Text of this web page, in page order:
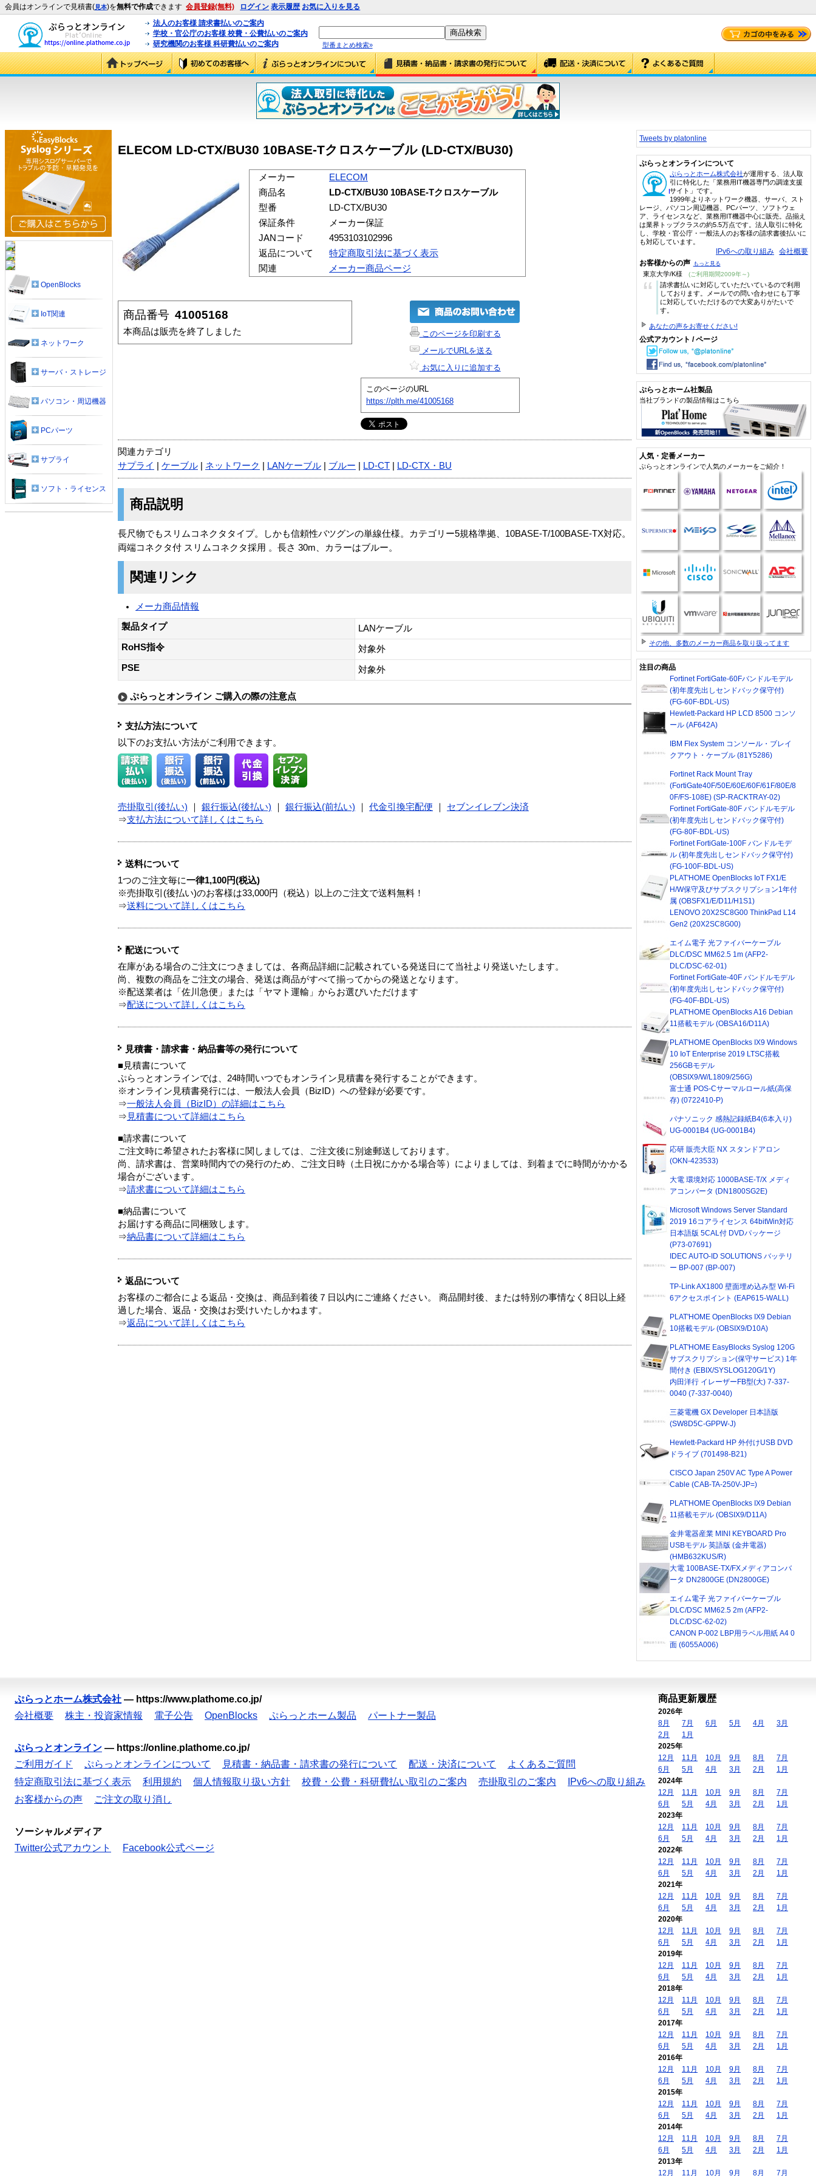
会員はオンラインで見積書(見本)を無料で作成できます 会員登録(無料) ログイン 表示履歴 お気に入りを見る
法人のお客様 請求書払いのご案内
学校・官公庁のお客様 校費・公費払いのご案内
研究機関のお客様 科研費払いのご案内
型番まとめ検索»
ELECOM LD-CTX/BU30 10BASE-Tクロスケーブル (LD-CTX/BU30)
メーカー
ELECOM
商品名
LD-CTX/BU30 10BASE-Tクロスケーブル
型番
LD-CTX/BU30
保証条件
メーカー保証
JANコード
4953103102996
返品について
特定商取引法に基づく表示
関連
メーカー商品ページ
商品番号 41005168
本商品は販売を終了しました
このページを印刷する
メールでURLを送る
お気に入りに追加する
このページのURL
https://plth.me/41005168
関連カテゴリ
サプライ
ケーブル ネットワーク LANケーブル ブルー LD-CT LD-CTX・BU
商品説明
長尺物でもスリムコネクタタイプ。しかも信頼性バツグンの単線仕様。カテゴリー5規格準拠、10BASE-T/100BASE-TX対応。
両端コネクタ付 スリムコネクタ採用 。長さ 30m、カラーはブルー。
関連リンク
メーカ商品情報
製品タイプ
LANケーブル
RoHS指令
対象外
PSE
対象外
ぷらっとオンライン ご購入の際の注意点
支払方法について
以下のお支払い方法がご利用できます。
売掛取引(後払い) ｜ 銀行振込(後払い) ｜ 銀行振込(前払い) ｜ 代金引換宅配便 ｜ セブンイレブン決済
⇒支払方法について詳しくはこちら
送料について
1つのご注文毎に一律1,100円(税込)
※売掛取引(後払い)のお客様は33,000円（税込）以上のご注文で送料無料！
⇒送料について詳しくはこちら
配送について
在庫がある場合のご注文につきましては、各商品詳細に記載されている発送日にて当社より発送いたします。
尚、複数の商品をご注文の場合、発送は商品がすべて揃ってからの発送となります。
※配送業者は「佐川急便」または「ヤマト運輸」からお選びいただけます
⇒配送について詳しくはこちら
見積書・請求書・納品書等の発行について
■見積書について
ぷらっとオンラインでは、24時間いつでもオンライン見積書を発行することができます。
※オンライン見積書発行には、一般法人会員（BizID）への登録が必要です。
⇒一般法人会員（BizID）の詳細はこちら
⇒ 見積書について詳細はこちら
■請求書について
ご注文時に希望されたお客様に関しましては、ご注文後に別途郵送しております。
尚、請求書は、営業時間内での発行のため、ご注文日時（土日祝にかかる場合等）によりましては、到着までに時間がかかる
場合がございます。
⇒請求書について詳細はこちら
■納品書について
お届けする商品に同梱致します。
⇒納品書について詳細はこちら
返品について
お客様のご都合による返品・交換は、商品到着後７日以内にご連絡ください。 商品開封後、または特別の事情なく8日以上経
過した場合、返品・交換はお受けいたしかねます。
⇒返品について詳しくはこちら
OpenBlocks
IoT関連
ネットワーク
サーバ・ストレージ
パソコン・周辺機器
PCパーツ
サプライ
ソフト・ライセンス
Tweets by platonline
ぷらっとオンラインについて
ぷらっとホーム株式会社が運用する、法人取
引に特化した「業務用IT機器専門の調達支援
サイト」です。
1999年よりネットワーク機器、サーバ、スト
レージ、パソコン周辺機器、PCパーツ、ソフトウェ
ア、ライセンスなど、業務用IT機器中心に販売。品揃え
は業界トップクラスの約5.5万点です。法人取引に特化
し、学校・官公庁・一般法人のお客様の請求書後払いに
も対応しています。
IPv6への取り組み 会社概要
お客様からの声 もっと見る
東京大学/K様 (ご利用期間2009年～)
“
請求書払いに対応していただいているので利用
しております。メールでの問い合わせにも丁寧
に対応していただけるので大変ありがたいで
す。
あなたの声をお寄せください!
公式アカウント / ページ
ぷらっとホーム社製品
当社ブランドの製品情報はこちら
人気・定番メーカー
ぷらっとオンラインで人気のメーカーをご紹介！
その他、多数のメーカー商品を取り扱ってます
注目の商品
Fortinet FortiGate-60Fバンドルモデル
(初年度先出しセンドバック保守付)
(FG-60F-BDL-US)
Hewlett-Packard HP LCD 8500 コンソ
ール (AF642A)
IBM Flex System コンソール・ブレイ
クアウト・ケーブル (81Y5286)
Fortinet Rack Mount Tray
(FortiGate40F/50E/60E/60F/61F/80E/8
0F/FS-108E) (SP-RACKTRAY-02)
Fortinet FortiGate-80F バンドルモデル
(初年度先出しセンドバック保守付)
(FG-80F-BDL-US)
Fortinet FortiGate-100F バンドルモデ
ル (初年度先出しセンドバック保守付)
(FG-100F-BDL-US)
PLAT'HOME OpenBlocks IoT FX1/E
H/W保守及びサブスクリプション1年付
属 (OBSFX1/E/D11/H1S1)
LENOVO 20X2SC8G00 ThinkPad L14
Gen2 (20X2SC8G00)
エイム電子 光ファイバーケーブル
DLC/DSC MM62.5 1m (AFP2-
DLC/DSC-62-01)
Fortinet FortiGate-40F バンドルモデル
(初年度先出しセンドバック保守付)
(FG-40F-BDL-US)
PLAT'HOME OpenBlocks A16 Debian
11搭載モデル (OBSA16/D11A)
PLAT'HOME OpenBlocks IX9 Windows
10 IoT Enterprise 2019 LTSC搭載
256GBモデル
(OBSIX9/W/L1809/256G)
富士通 POS-Cサーマルロール紙(高保
存) (0722410-P)
パナソニック 感熱記録紙B4(6本入り)
UG-0001B4 (UG-0001B4)
応研 販売大臣 NX スタンドアロン
(OKN-423533)
大電 環境対応 1000BASE-T/X メディ
アコンバータ (DN1800SG2E)
Microsoft Windows Server Standard
2019 16コアライセンス 64bitWin対応
日本語版 5CAL付 DVDパッケージ
(P73-07691)
IDEC AUTO-ID SOLUTIONS バッテリ
ー BP-007 (BP-007)
TP-Link AX1800 壁面埋め込み型 Wi-Fi
6アクセスポイント (EAP615-WALL)
PLAT'HOME OpenBlocks IX9 Debian
10搭載モデル (OBSIX9/D10A)
PLAT'HOME EasyBlocks Syslog 120G
サブスクリプション(保守サービス) 1年
間付き (EBIX/SYSLOG120G/1Y)
内田洋行 イレーザーFB型(大) 7-337-
0040 (7-337-0040)
三菱電機 GX Developer 日本語版
(SW8D5C-GPPW-J)
Hewlett-Packard HP 外付けUSB DVD
ドライブ (701498-B21)
CISCO Japan 250V AC Type A Power
Cable (CAB-TA-250V-JP=)
PLAT'HOME OpenBlocks IX9 Debian
11搭載モデル (OBSIX9/D11A)
金井電器産業 MINI KEYBOARD Pro
USBモデル 英語版 (金井電器)
(HMB632KUS/R)
大電 100BASE-TX/FXメディアコンバ
ータ DN2800GE (DN2800GE)
エイム電子 光ファイバーケーブル
DLC/DSC MM62.5 2m (AFP2-
DLC/DSC-62-02)
CANON P-002 LBP用ラベル用紙 A4 0
面 (6055A006)
ぷらっとホーム株式会社 — https://www.plathome.co.jp/
会社概要
株主・投資家情報 電子公告 OpenBlocks ぷらっとホーム製品 パートナー製品
ぷらっとオンライン — https://online.plathome.co.jp/
ご利用ガイド
ぷらっとオンラインについて 見積書・納品書・請求書の発行について 配送・決済について
よくあるご質問
特定商取引法に基づく表示
利用規約 個人情報取り扱い方針 校費・公費・科研費払い取引のご案内 売掛取引のご案内
IPv6への取り組み
お客様からの声
ご注文の取り消し
ソーシャルメディア
Twitter公式アカウント
Facebook公式ページ
商品更新履歴
2026年
8月
7月 6月 5月 4月
3月
2月
1月
2025年
12月
11月 10月 9月 8月
7月
6月
5月 4月 3月 2月
1月
2024年
12月
11月 10月 9月 8月
7月
6月
5月 4月 3月 2月
1月
2023年
12月
11月 10月 9月 8月
7月
6月
5月 4月 3月 2月
1月
2022年
12月
11月 10月 9月 8月
7月
6月
5月 4月 3月 2月
1月
2021年
12月
11月 10月 9月 8月
7月
6月
5月 4月 3月 2月
1月
2020年
12月
11月 10月 9月 8月
7月
6月
5月 4月 3月 2月
1月
2019年
12月
11月 10月 9月 8月
7月
6月
5月 4月 3月 2月
1月
2018年
12月
11月 10月 9月 8月
7月
6月
5月 4月 3月 2月
1月
2017年
12月
11月 10月 9月 8月
7月
6月
5月 4月 3月 2月
1月
2016年
12月
11月 10月 9月 8月
7月
6月
5月 4月 3月 2月
1月
2015年
12月
11月 10月 9月 8月
7月
6月
5月 4月 3月 2月
1月
2014年
12月
11月 10月 9月 8月
7月
6月
5月 4月 3月 2月
1月
2013年
12月
11月 10月 9月 8月 7月